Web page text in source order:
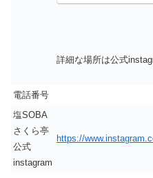
詳細な場所は公式
電話番号
塩SOBA
さくら亭
公式
instagram
https://